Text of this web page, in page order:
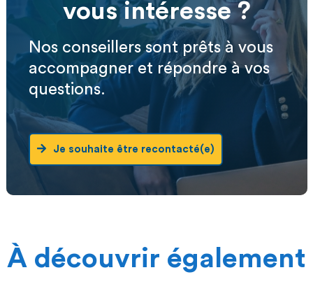
vous intéresse ?
Nos conseillers sont prêts à vous
accompagner et répondre à vos
questions.
Je souhaite être recontacté(e)
À découvrir également